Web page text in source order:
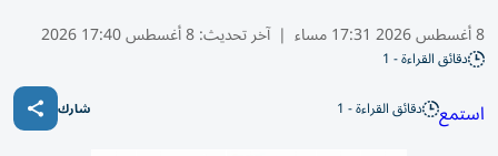
8 أغسطس 2026 17:31 مساء | آخر تحديث:8 أغسطس 17:40 2026
دقائق القراءة - 1
استمع دقائق القراءة - 1 شارك